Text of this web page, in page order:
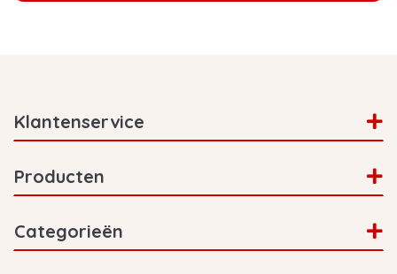
Klantenservice
Producten
Categorieën